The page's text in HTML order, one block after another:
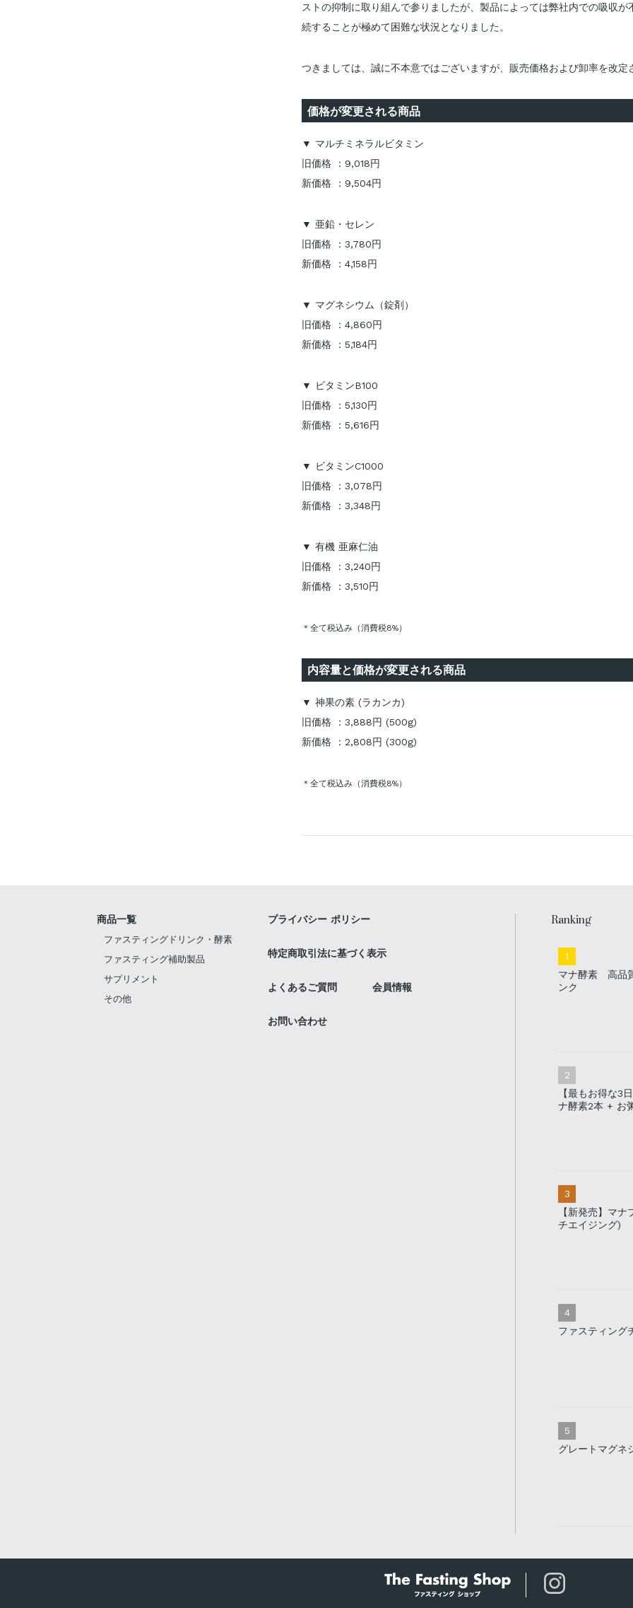
ストの抑制に取り組んで参りましたが、製品によっては弊社内での吸収
続することが極めて困難な状況となりました。
つきましては、誠に不本意ではございますが、販売価格および卸率を改定
価格が変更される商品
▼ マルチミネラルビタミン
旧価格 ：9,018円
新価格 ：9,504円
▼ 亜鉛・セレン
旧価格 ：3,780円
新価格 ：4,158円
▼ マグネシウム（錠剤）
旧価格 ：4,860円
新価格 ：5,184円
▼ ビタミンB100
旧価格 ：5,130円
新価格 ：5,616円
▼ ビタミンC1000
旧価格 ：3,078円
新価格 ：3,348円
▼ 有機 亜麻仁油
旧価格 ：3,240円
新価格 ：3,510円
＊全て税込み（消費税8%）
内容量と価格が変更される商品
▼ 神果の素 (ラカンカ)
旧価格 ：3,888円 (500g)
新価格 ：2,808円 (300g)
＊全て税込み（消費税8%）
Ranking
マナ酵素 高品
ンク
【最もお得な3
ナ酵素2本 + お
【新発売】マ
チエイジング)
ファスティング
グレートマグネ
商品一覧
ファスティングドリンク・酵素
ファスティング補助製品
サプリメント
その他
プライバシー ポリシー
特定商取引法に基づく表示
よくあるご質問 会員情報
お問い合わせ